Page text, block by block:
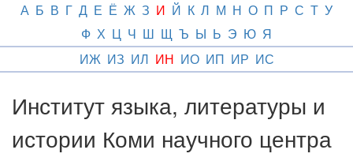
А Б В Г Д Е Ё Ж З И Й К Л М Н О П Р С Т У
Ф Х Ц Ч Ш Щ Ъ Ы Ь Э Ю Я
ИЖ ИЗ ИЛ ИН ИО ИП ИР ИС
Институт языка, литературы и
истории Коми научного центра